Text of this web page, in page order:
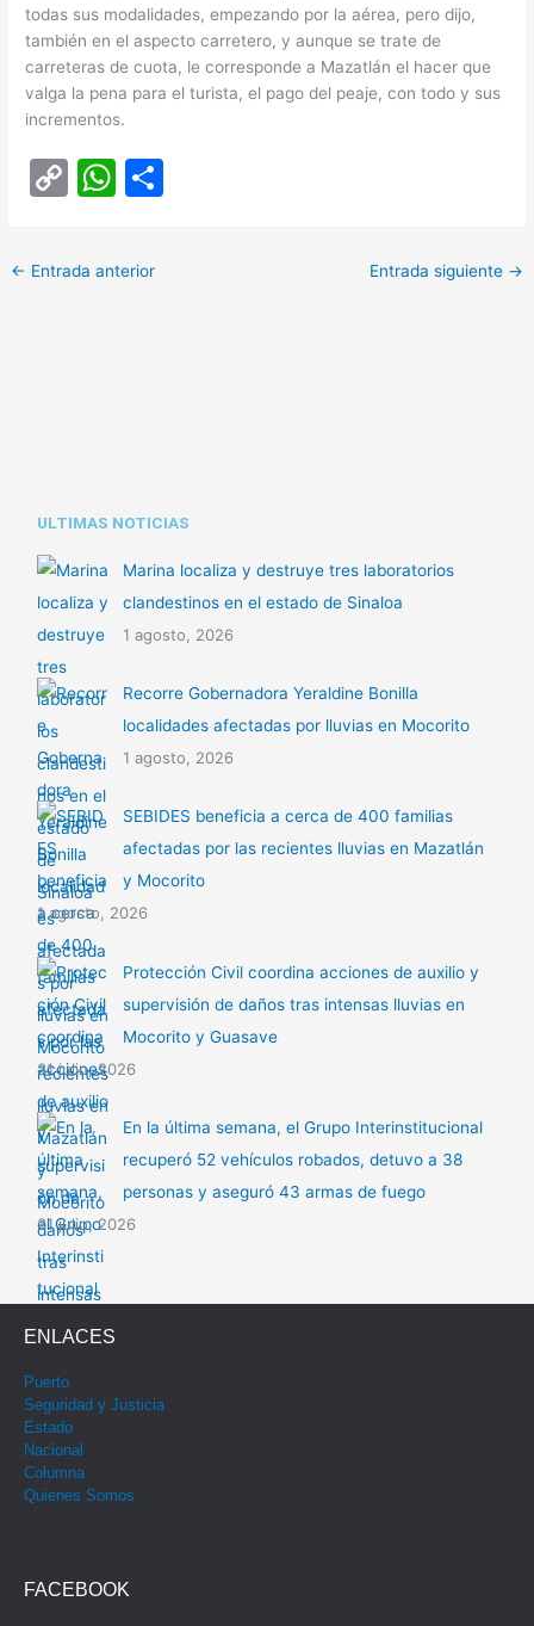
todas sus modalidades, empezando por la aérea, pero dijo,
también en el aspecto carretero, y aunque se trate de
carreteras de cuota, le corresponde a Mazatlán el hacer que
valga la pena para el turista, el pago del peaje, con todo y sus
incrementos.
C
p
y
W
at
s
← Entrada anterior Entrada siguiente →
ULTIMAS NOTICIAS
Marina localiza y destruye tres laboratorios
clandestinos en el estado de Sinaloa
1 agosto, 2026
Recorre Gobernadora Yeraldine Bonilla
localidades afectadas por lluvias en Mocorito
1 agosto, 2026
SEBIDES beneficia a cerca de 400 familias
afectadas por las recientes lluvias en Mazatlán
y Mocorito
1 agosto, 2026
Protección Civil coordina acciones de auxilio y
supervisión de daños tras intensas lluvias en
Mocorito y Guasave
31 julio, 2026
En la última semana, el Grupo Interinstitucional
recuperó 52 vehículos robados, detuvo a 38
personas y aseguró 43 armas de fuego
31 julio, 2026
ENLACES
Puerto
Seguridad y Justicia
Estado
Nacional
Columna
Quienes Somos
FACEBOOK